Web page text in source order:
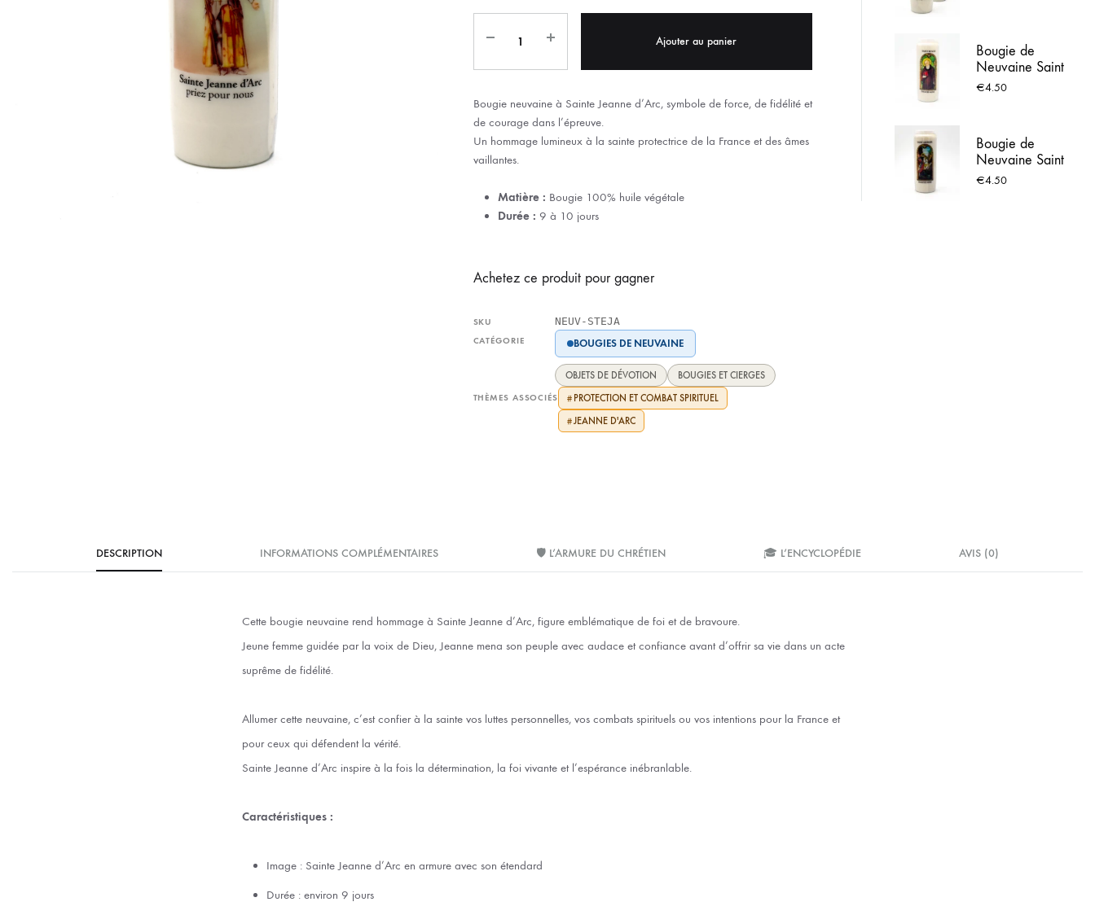
MÉDAILLES JÉSUS
MÉDAILLE SAINTS
MÉDAILLES ENFANTS
ACIER INOX
EX-VOTOS ET COEURS SACRÉS
CUSTODES ET PYXIDES
🛐 PRIER LES SAINTS MARIAGE
SOUVENIRS DE LOURDES
Ajouter au panier
Bougie neuvaine à Sainte Jeanne d’Arc, symbole de force, de fidélité et
de courage dans l’épreuve.
Un hommage lumineux à la sainte protectrice de la France et des âmes
vaillantes.
Matière : Bougie 100% huile végétale
Durée : 9 à 10 jours
Achetez ce produit pour gagner
SKU NEUV-STEJA
CATÉGORIE BOUGIES DE NEUVAINE
OBJETS DE DÉVOTION BOUGIES ET CIERGES
THÈMES ASSOCIÉS # PROTECTION ET COMBAT SPIRITUEL
#JEANNE D'ARC
Bougie de
Neuvaine Saint
Benoit avec prière
€4.50
Bougie de
Neuvaine Saint
Georges
€4.50
DESCRIPTION INFORMATIONS COMPLÉMENTAIRES 🛡️ L’ARMURE DU CHRÉTIEN 🎓 L’ENCYCLOPÉDIE AVIS (0)
Cette bougie neuvaine rend hommage à Sainte Jeanne d’Arc, figure emblématique de foi et de bravoure.
Jeune femme guidée par la voix de Dieu, Jeanne mena son peuple avec audace et confiance avant d’offrir sa vie dans un acte
suprême de fidélité.
Allumer cette neuvaine, c’est confier à la sainte vos luttes personnelles, vos combats spirituels ou vos intentions pour la France et
pour ceux qui défendent la vérité.
Sainte Jeanne d’Arc inspire à la fois la détermination, la foi vivante et l’espérance inébranlable.
Caractéristiques :
Image : Sainte Jeanne d’Arc en armure avec son étendard
Durée : environ 9 jours